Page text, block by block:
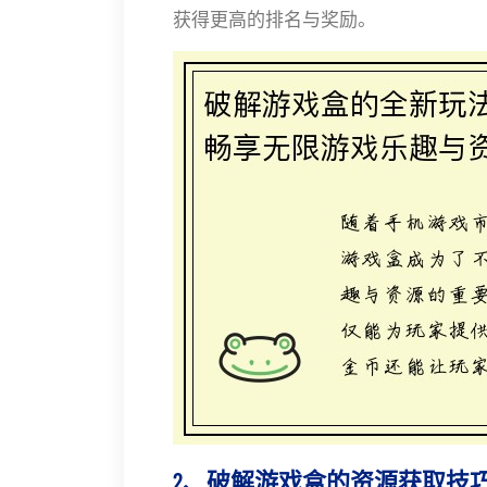
获得更高的排名与奖励。
2、破解游戏盒的资源获取技